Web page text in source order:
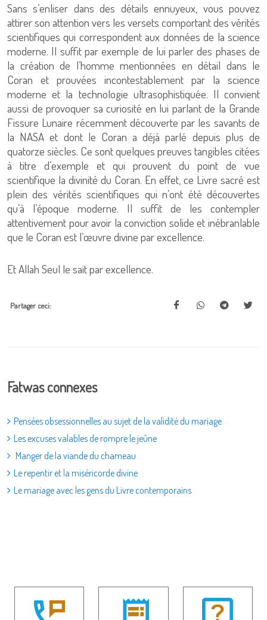
Sans s’enliser dans des détails ennuyeux, vous pouvez
attirer son attention vers les versets comportant des vérités
scientifiques qui correspondent aux données de la science
moderne. Il suffit par exemple de lui parler des phases de
la création de l’homme mentionnées en détail dans le
Coran et prouvées incontestablement par la science
moderne et la technologie ultrasophistiquée. Il convient
aussi de provoquer sa curiosité en lui parlant de la Grande
Fissure Lunaire récemment découverte par les savants de
la NASA et dont le Coran a déjà parlé depuis plus de
quatorze siècles. Ce sont quelques preuves tangibles citées
à titre d’exemple et qui prouvent du point de vue
scientifique la divinité du Coran. En effet, ce Livre sacré est
plein des vérités scientifiques qui n’ont été découvertes
qu’à l’époque moderne. Il suffit de les contempler
attentivement pour avoir la conviction solide et inébranlable
que le Coran est l’œuvre divine par excellence.
Et Allah Seul le sait par excellence.
Partager ceci:
Fatwas connexes
Pensées obsessionnelles au sujet de la validité du mariage
Les excuses valables de rompre le jeûne
Manger de la viande du chameau
Le repentir et la miséricorde divine
Le mariage avec les gens du Livre contemporains